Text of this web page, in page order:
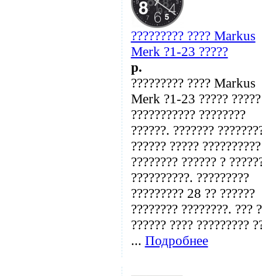
????????? ???? Markus
Merk ?1-23 ?????
p.
????????? ???? Markus
Merk ?1-23 ????? ?????
??????????? ????????
??????. ???????
?????? ?????
???????? ?????? ?
??????????. ?????????
????????? 28 ?? ??????
???????? ????????. ???
?????? ???? ?????????
... Подробнее